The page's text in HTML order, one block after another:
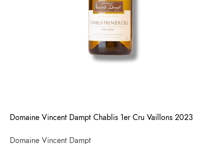
Domaine Vincent Dampt Chablis 1er Cru Vaillons 2023
Domaine Vincent Dampt